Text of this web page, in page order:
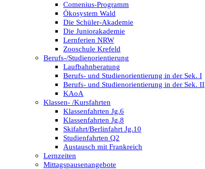
Comenius-Programm
Ökosystem Wald
Die Schüler-Akademie
Die Juniorakademie
Lernferien NRW
Zooschule Krefeld
Berufs-/Studienorientierung
Laufbahnberatung
Berufs- und Studienorientierung in der Sek. I
Berufs- und Studienorientierung in der Sek. II
KAoA
Klassen- /Kursfahrten
Klassenfahrten Jg.6
Klassenfahrten Jg.8
Skifahrt/Berlinfahrt Jg.10
Studienfahrten Q2
Austausch mit Frankreich
Lernzeiten
Mittagspausenangebote